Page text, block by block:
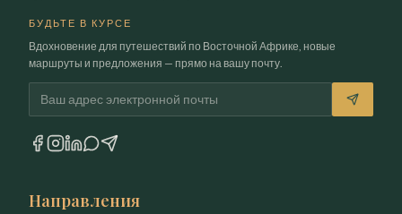
БУДЬТЕ В КУРСЕ
Вдохновение для путешествий по Восточной Африке, новые
маршруты и предложения — прямо на вашу почту.
Электронная почта
Направления